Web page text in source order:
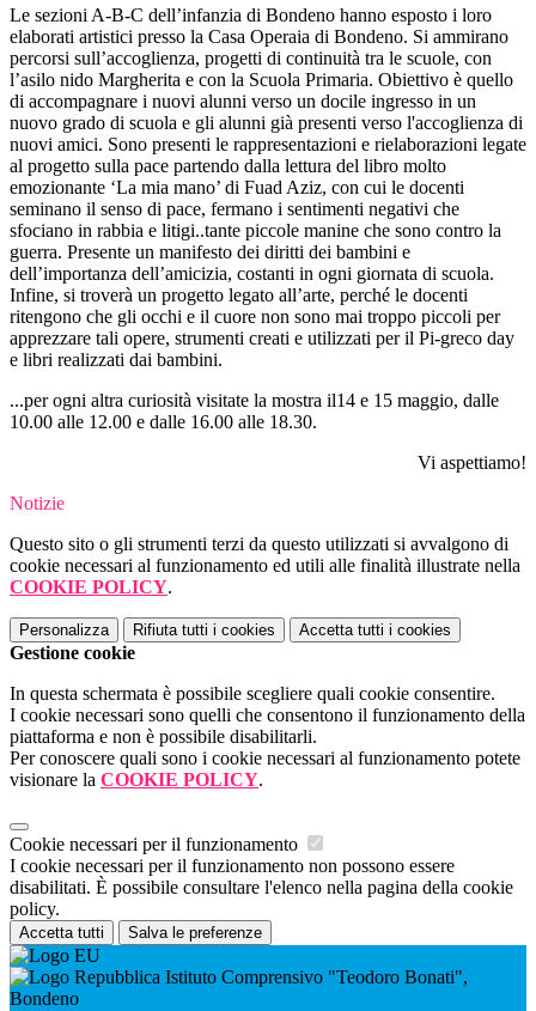
Le sezioni A-B-C dell’infanzia di Bondeno hanno esposto i loro
elaborati artistici presso la Casa Operaia di Bondeno. Si ammirano
percorsi sull’accoglienza, progetti di continuità tra le scuole, con
l’asilo nido Margherita e con la Scuola Primaria. Obiettivo è quello
di accompagnare i nuovi alunni verso un docile ingresso in un
nuovo grado di scuola e gli alunni già presenti verso l'accoglienza di
nuovi amici. Sono presenti le rappresentazioni e rielaborazioni legate
al progetto sulla pace partendo dalla lettura del libro molto
emozionante ‘La mia mano’ di Fuad Aziz, con cui le docenti
seminano il senso di pace, fermano i sentimenti negativi che
sfociano in rabbia e litigi..tante piccole manine che sono contro la
guerra. Presente un manifesto dei diritti dei bambini e
dell’importanza dell’amicizia, costanti in ogni giornata di scuola.
Infine, si troverà un progetto legato all’arte, perché le docenti
ritengono che gli occhi e il cuore non sono mai troppo piccoli per
apprezzare tali opere, strumenti creati e utilizzati per il Pi-greco day
e libri realizzati dai bambini.
...per ogni altra curiosità visitate la mostra il14 e 15 maggio, dalle
10.00 alle 12.00 e dalle 16.00 alle 18.30.
Vi aspettiamo!
Notizie
Questo sito o gli strumenti terzi da questo utilizzati si avvalgono di
cookie necessari al funzionamento ed utili alle finalità illustrate nella
COOKIE POLICY.
Personalizza Rifiuta tutti i cookies Accetta tutti i cookies
Gestione cookie
In questa schermata è possibile scegliere quali cookie consentire.
I cookie necessari sono quelli che consentono il funzionamento della
piattaforma e non è possibile disabilitarli.
Per conoscere quali sono i cookie necessari al funzionamento potete
visionare la COOKIE POLICY.
Cookie necessari per il funzionamento
I cookie necessari per il funzionamento non possono essere
disabilitati. È possibile consultare l'elenco nella pagina della cookie
policy.
Accetta tutti Salva le preferenze
Istituto Comprensivo "Teodoro Bonati",
Bondeno